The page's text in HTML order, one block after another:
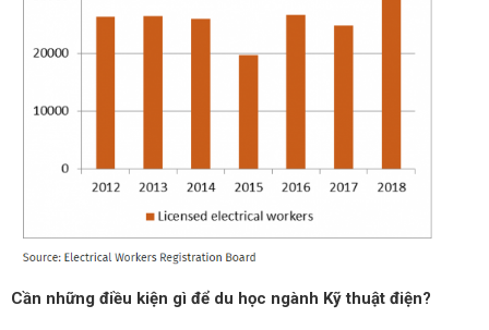
Cần những điều kiện gì để du học ngành Kỹ thuật điện?